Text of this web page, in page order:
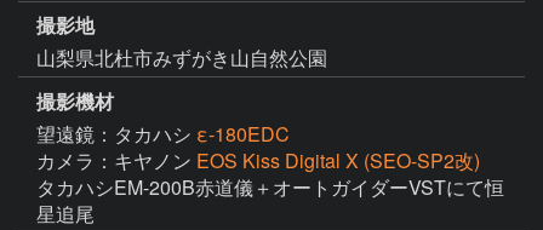
撮影地
山梨県北杜市みずがき山自然公園
撮影機材
望遠鏡：タカハシ ε-180EDC
カメラ：キヤノン EOS Kiss Digital X (SEO-SP2改)
タカハシEM-200B赤道儀＋オートガイダーVSTにて恒
星追尾